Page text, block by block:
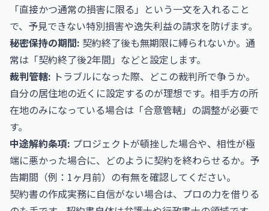
「直接かつ通常の損害に限る」という一文を入れること
で、予見できない特別損害や逸失利益の請求を防げます。
秘密保持の期間: 契約終了後も無期限に縛られないか。通
常は「契約終了後2年間」などと設定します。
裁判管轄: トラブルになった際、どこの裁判所で争うか。
自分の居住地の近くに設定するのが理想です。相手方の所
在地のみになっている場合は「合意管轄」の調整が必要で
す。
中途解約条項: プロジェクトが頓挫した場合や、相性が極
端に悪かった場合に、どのように契約を終わらせるか。予
告期間（例：1ヶ月前）の有無を確認してください。
契約書の作成実務に自信がない場合は、プロの力を借りる